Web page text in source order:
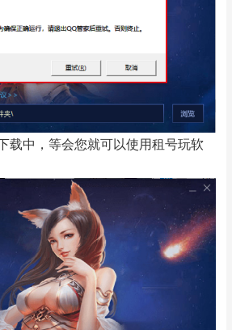
中，等会您就可以使用租号玩软